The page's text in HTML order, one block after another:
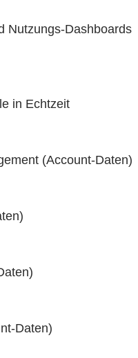
Nutzungs-Dashboards
in Echtzeit
(Account-Daten)
Daten)